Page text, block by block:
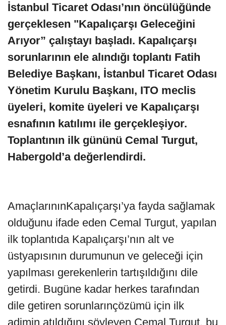
İstanbul Ticaret Odası’nın öncülüğünde
gerçeklesen "Kapalıçarşı Geleceğini
Arıyor” çalıştayı başladı. Kapalıçarşı
sorunlarının ele alındığı toplantı Fatih
Belediye Başkanı, İstanbul Ticaret Odası
Yönetim Kurulu Başkanı, ITO meclis
üyeleri, komite üyeleri ve Kapalıçarşı
esnafının katılımı ile gerçekleşiyor.
Toplantının ilk gününü Cemal Turgut,
Habergold’a değerlendirdi.
AmaçlarınınKapalıçarşı’ya fayda sağlamak
olduğunu ifade eden Cemal Turgut, yapılan
ilk toplantıda Kapalıçarşı’nın alt ve
üstyapısının durumunun ve geleceği için
yapılması gerekenlerin tartışıldığını dile
getirdi. Bugüne kadar herkes tarafından
dile getiren sorunlarınçözümü için ilk
adimin atıldığını söyleyen Cemal Turgut, bu